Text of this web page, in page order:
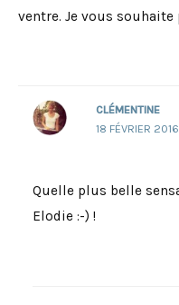
ventre. Je vous
CLÉMENTINE
18 FÉVRIER
Quelle plus belle
Elodie :-) !